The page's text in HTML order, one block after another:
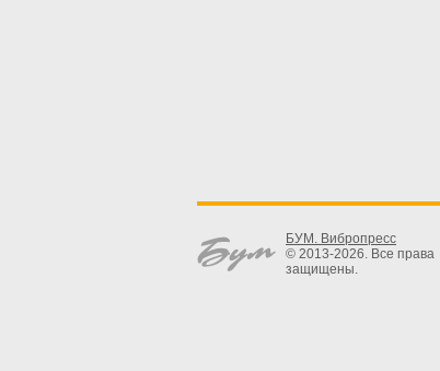
БУМ. Вибропресс
© 2013-2026. Все права
защищены.